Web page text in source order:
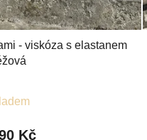
- viskóza s elastanem
hodnocení
produktu
Kč